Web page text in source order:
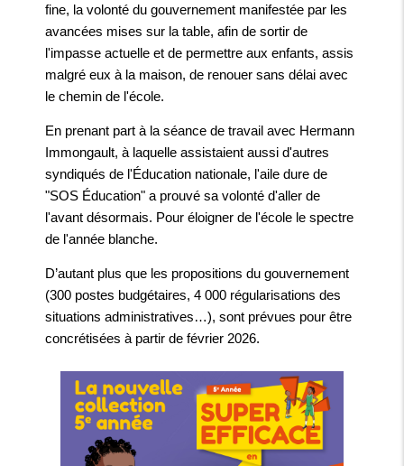
fine, la volonté du gouvernement manifestée par les
avancées mises sur la table, afin de sortir de
l'impasse actuelle et de permettre aux enfants, assis
malgré eux à la maison, de renouer sans délai avec
le chemin de l'école.
En prenant part à la séance de travail avec Hermann
Immongault, à laquelle assistaient aussi d'autres
syndiqués de l'Éducation nationale, l'aile dure de
"SOS Éducation" a prouvé sa volonté d'aller de
l'avant désormais. Pour éloigner de l'école le spectre
de l'année blanche.
D’autant plus que les propositions du gouvernement
(300 postes budgétaires, 4 000 régularisations des
situations administratives…), sont prévues pour être
concrétisées à partir de février 2026.